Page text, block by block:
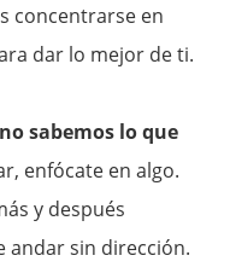
concentrarse en
dar lo mejor de ti.
no sabemos lo que
enfócate en algo.
y después
andar sin dirección.